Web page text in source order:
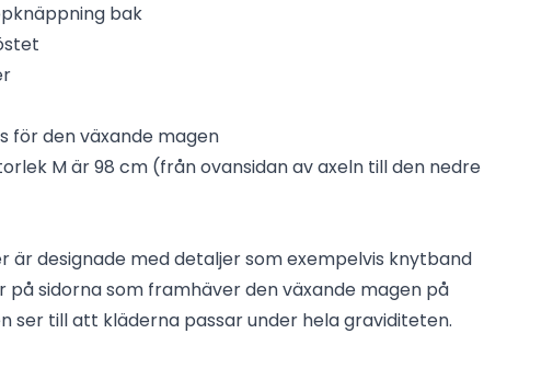
bak
för den växande magen
M är 98 cm (från ovansidan av axeln till den nedre
är designade med detaljer som exempelvis knytband
på sidorna som framhäver den växande magen på
ser till att kläderna passar under hela graviditeten.